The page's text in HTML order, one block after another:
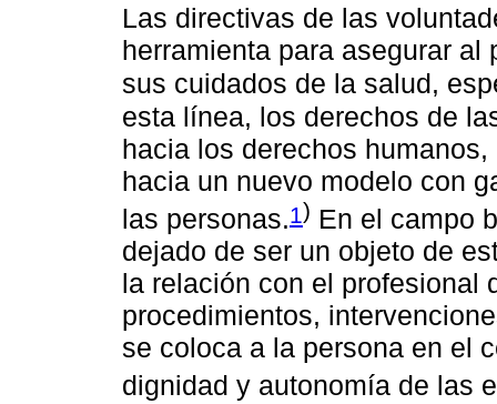
Las directivas de las
herramienta para asegurar
sus cuidados de la salud,
esta línea, los derechos de
hacia los derechos
hacia un nuevo modelo con
las personas.1) En el campo
dejado de ser un objeto de
la relación con el profesional
procedimientos,
se coloca a la persona en el
dignidad y autonomía de las